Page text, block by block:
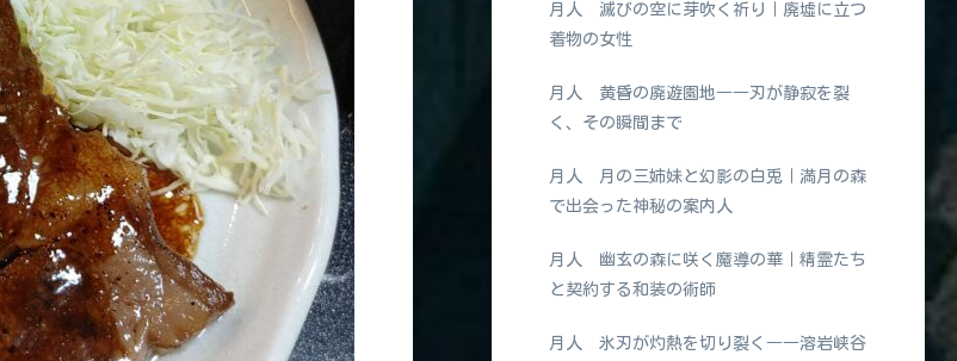
月人 滅びの空に芽吹く祈り｜廃墟に立つ
着物の女性
月人 黄昏の廃遊園地――刃が静寂を裂
く、その瞬間まで
月人 月の三姉妹と幻影の白兎｜満月の森
で出会った神秘の案内人
月人 幽玄の森に咲く魔導の華｜精霊たち
と契約する和装の術師
月人 氷刃が灼熱を切り裂く――溶岩峡谷